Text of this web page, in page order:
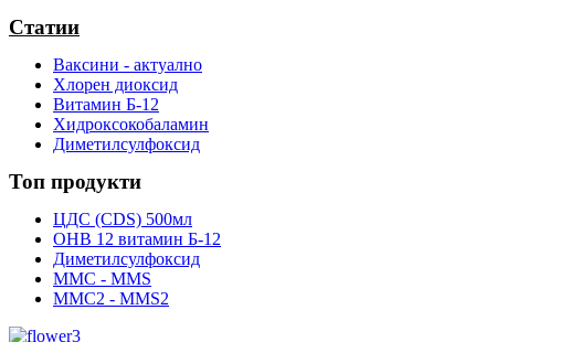
Статии
Ваксини - актуално
Хлорен диоксид
Витамин Б-12
Хидроксокобаламин
Диметилсулфоксид
Топ продукти
ЦДС (CDS) 500мл
OHB 12 витамин Б-12
Диметилсулфоксид
ММС - MMS
ММС2 - MMS2